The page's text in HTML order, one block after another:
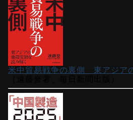
米中貿易戦争の裏側 東アジア